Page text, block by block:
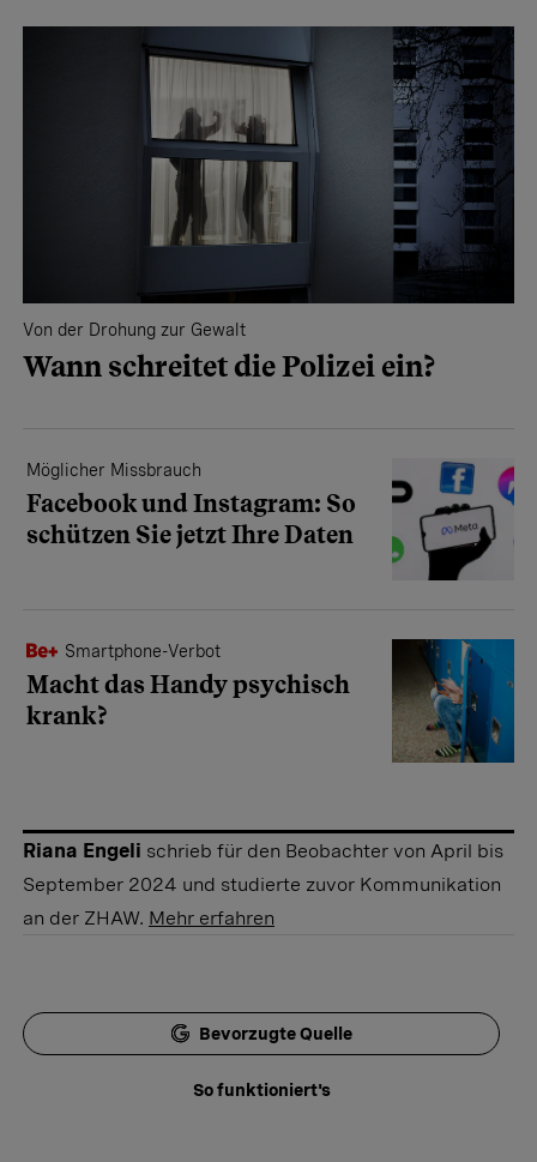
Von der Drohung zur Gewalt
Wann schreitet die Polizei ein?
Möglicher Missbrauch
Facebook und Instagram: So
schützen Sie jetzt Ihre Daten
Smartphone-Verbot
Macht das Handy psychisch
krank?
Riana Engeli schrieb für den Beobachter von April bis
September 2024 und studierte zuvor Kommunikation
an der ZHAW. Mehr erfahren
Bevorzugte Quelle
So funktioniert's